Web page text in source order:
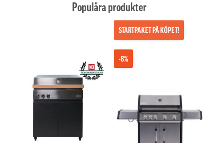
Populära produkter
-8%
STARTPAKET PÅ KÖPET!